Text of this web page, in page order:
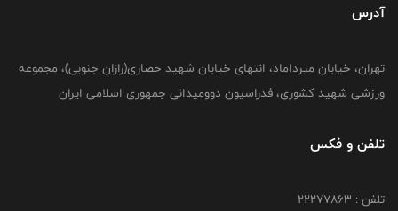
آدرس
تهران، خیابان میرداماد، انتهای خیابان شهید حصاری(رازان جنوبی)، مجموعه
ورزشی شهید کشوری، فدراسیون دوومیدانی جمهوری اسلامی ایران
تلفن و فکس
تلفن : 22277863